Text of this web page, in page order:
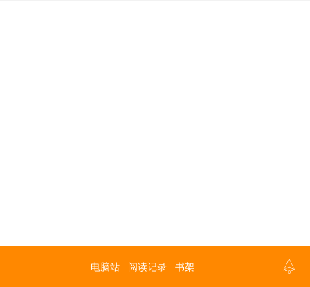
电脑站 阅读记录 书架 